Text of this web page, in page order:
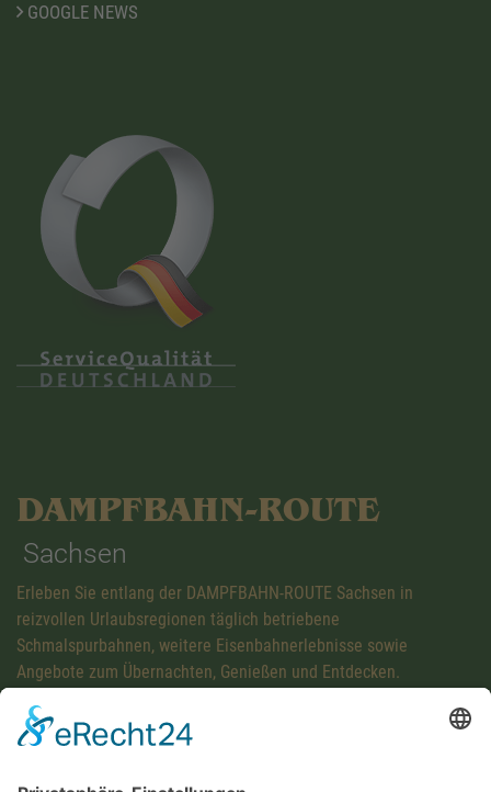
GOOGLE NEWS
DAMPFBAHN-ROUTE
Sachsen
Erleben Sie entlang der DAMPFBAHN-ROUTE Sachsen in
reizvollen Urlaubsregionen täglich betriebene
Schmalspurbahnen, weitere Eisenbahnerlebnisse sowie
Angebote zum Übernachten, Genießen und Entdecken.